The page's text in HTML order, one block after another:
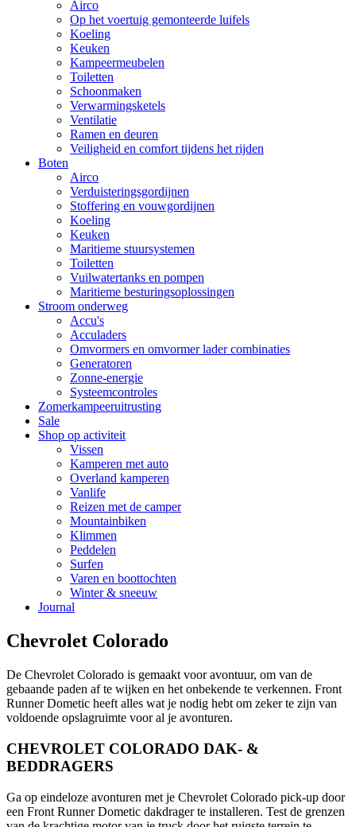
Airco
Op het voertuig gemonteerde luifels
Koeling
Keuken
Kampeermeubelen
Toiletten
Schoonmaken
Verwarmingsketels
Ventilatie
Ramen en deuren
Veiligheid en comfort tijdens het rijden
Boten
Airco
Verduisteringsgordijnen
Stoffering en vouwgordijnen
Koeling
Keuken
Maritieme stuursystemen
Toiletten
Vuilwatertanks en pompen
Maritieme besturingsoplossingen
Stroom onderweg
Accu's
Acculaders
Omvormers en omvormer lader combinaties
Generatoren
Zonne-energie
Systeemcontroles
Zomerkampeeruitrusting
Sale
Shop op activiteit
Vissen
Kamperen met auto
Overland kamperen
Vanlife
Reizen met de camper
Mountainbiken
Klimmen
Peddelen
Surfen
Varen en boottochten
Winter & sneeuw
Journal
Chevrolet Colorado
De Chevrolet Colorado is gemaakt voor avontuur, om van de
gebaande paden af te wijken en het onbekende te verkennen. Front
Runner Dometic heeft alles wat je nodig hebt om zeker te zijn van
voldoende opslagruimte voor al je avonturen.
CHEVROLET COLORADO DAK- &
BEDDRAGERS
Ga op eindeloze avonturen met je Chevrolet Colorado pick-up door
een Front Runner Dometic dakdrager te installeren. Test de grenzen